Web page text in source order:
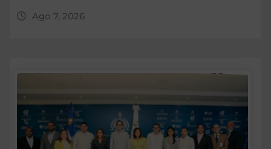
Ago 7, 2026